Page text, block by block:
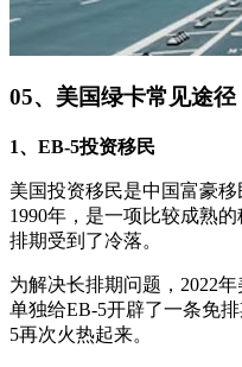
05、美国绿卡常见途径
1、EB-5投资移民
美国投资移民是中国富豪
1990年，是一项比较成熟
排期受到了冷落。
为解决长排期问题，2022
单独给EB-5开辟了一条免
5再次火热起来。